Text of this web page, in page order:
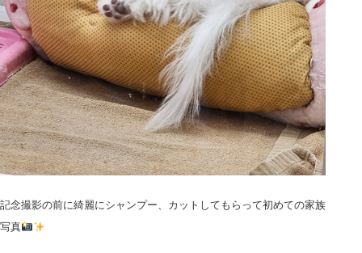
記念撮影の前に綺麗にシャンプー、カットしてもらって初めての家族
写真